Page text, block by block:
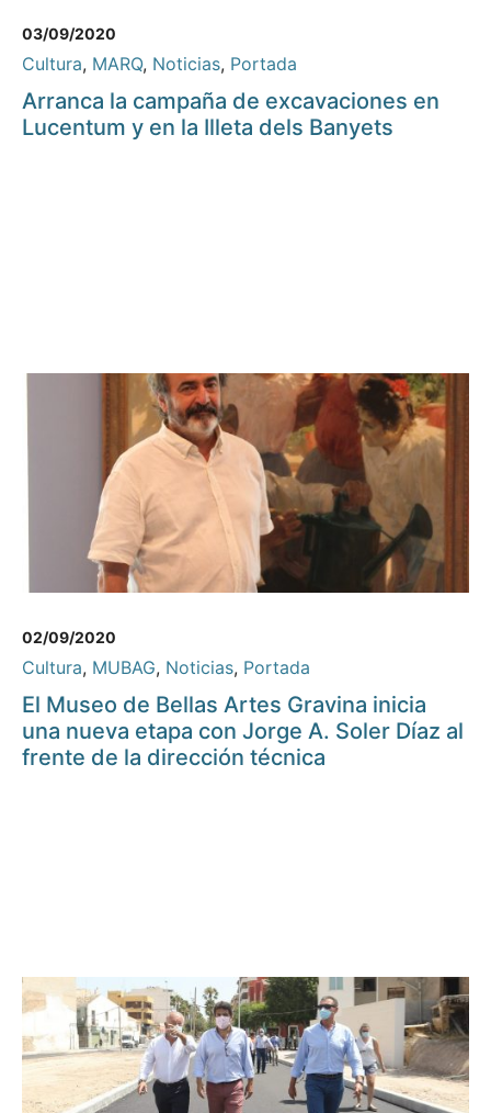
03/09/2020
Cultura, MARQ, Noticias, Portada
Arranca la campaña de excavaciones en
Lucentum y en la Illeta dels Banyets
02/09/2020
Cultura, MUBAG, Noticias, Portada
El Museo de Bellas Artes Gravina inicia
una nueva etapa con Jorge A. Soler Díaz al
frente de la dirección técnica